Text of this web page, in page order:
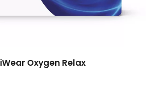
iWear Oxygen Relax